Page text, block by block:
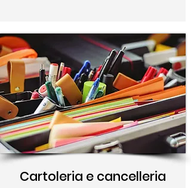
Cartoleria e cancelleria